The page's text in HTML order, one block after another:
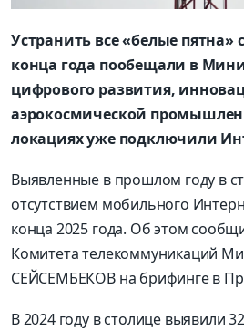
Устранить все «белые пятна»
конца года пообещали в
цифрового развития,
аэрокосмической
локациях уже подключили
Выявленные в прошлом году в
отсутствием мобильного
конца 2025 года. Об этом
Комитета телекоммуникаций
СЕЙСЕМБЕКОВ на брифинге в
В 2024 году в столице выявили